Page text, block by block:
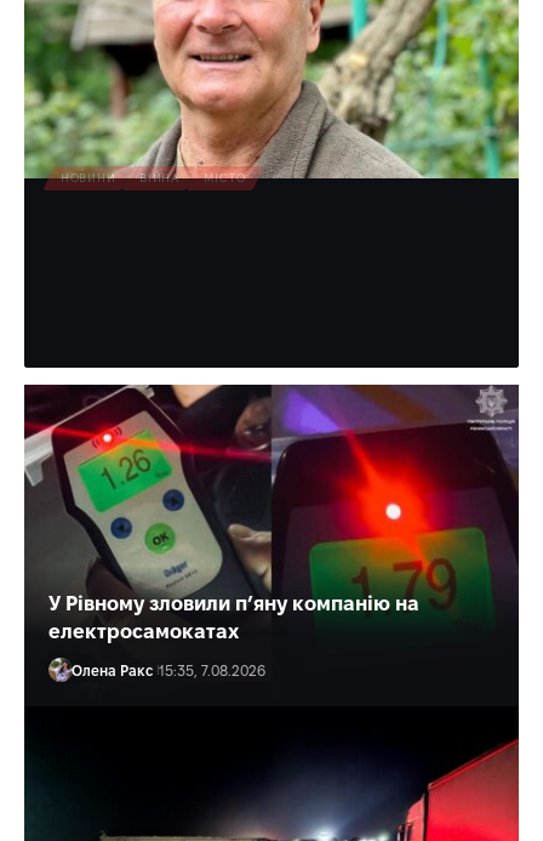
НОВИНИ ВІЙНА МІСТО
У Рівному зловили п’яну компанію на
електросамокатах
Олена Ракс 15:35, 7.08.2026